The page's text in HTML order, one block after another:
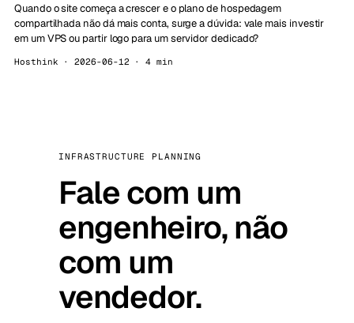
Quando o site começa a crescer e o plano de hospedagem
compartilhada não dá mais conta, surge a dúvida: vale mais investir
em um VPS ou partir logo para um servidor dedicado?
Hosthink · 2026-06-12 · 4 min
INFRASTRUCTURE PLANNING
Fale com um
engenheiro, não
com um
vendedor.